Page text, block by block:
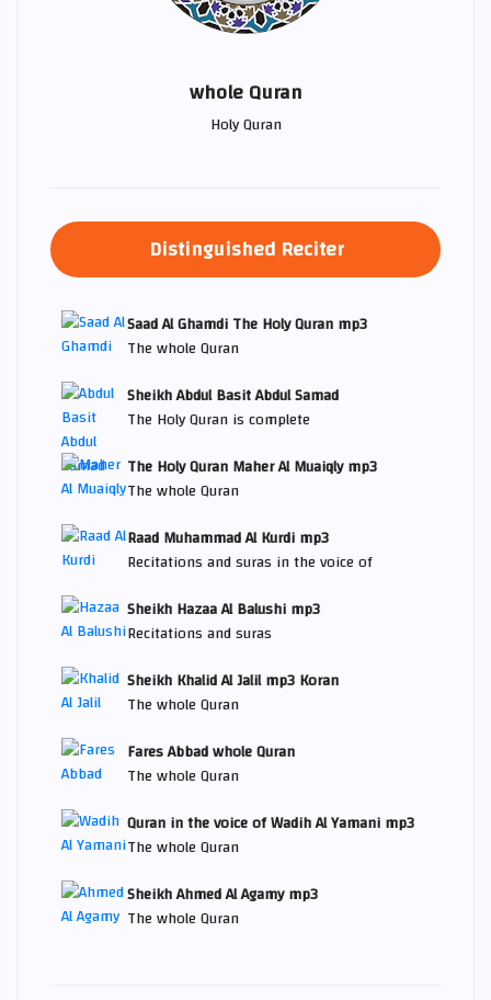
whole Quran
Holy Quran
Distinguished Reciter
Saad Al Ghamdi The Holy Quran mp3
The whole Quran
Sheikh Abdul Basit Abdul Samad
The Holy Quran is complete
The Holy Quran Maher Al Muaiqly mp3
The whole Quran
Raad Muhammad Al Kurdi mp3
Recitations and suras in the voice of
Sheikh Hazaa Al Balushi mp3
Recitations and suras
Sheikh Khalid Al Jalil mp3 Koran
The whole Quran
Fares Abbad whole Quran
The whole Quran
Quran in the voice of Wadih Al Yamani mp3
The whole Quran
Sheikh Ahmed Al Agamy mp3
The whole Quran